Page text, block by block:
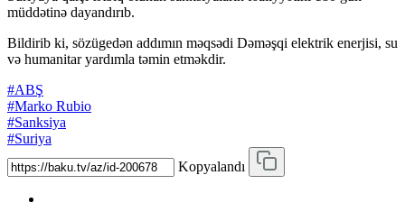
müddətinə dayandırıb.
Bildirib ki, sözügedən addımın məqsədi Dəməşqi elektrik enerjisi, su
və humanitar yardımla təmin etməkdir.
#ABŞ
#Marko Rubio
#Sanksiya
#Suriya
Kopyalandı